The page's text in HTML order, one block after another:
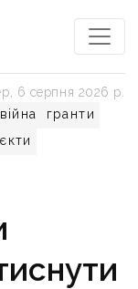
війна
гранти
6 серпня 2026 р.